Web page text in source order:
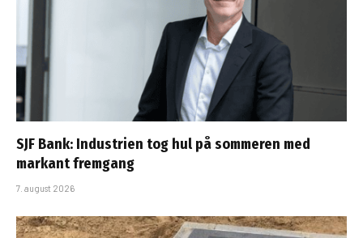
SJF Bank: Industrien tog hul på sommeren med
markant fremgang
7. august 2026